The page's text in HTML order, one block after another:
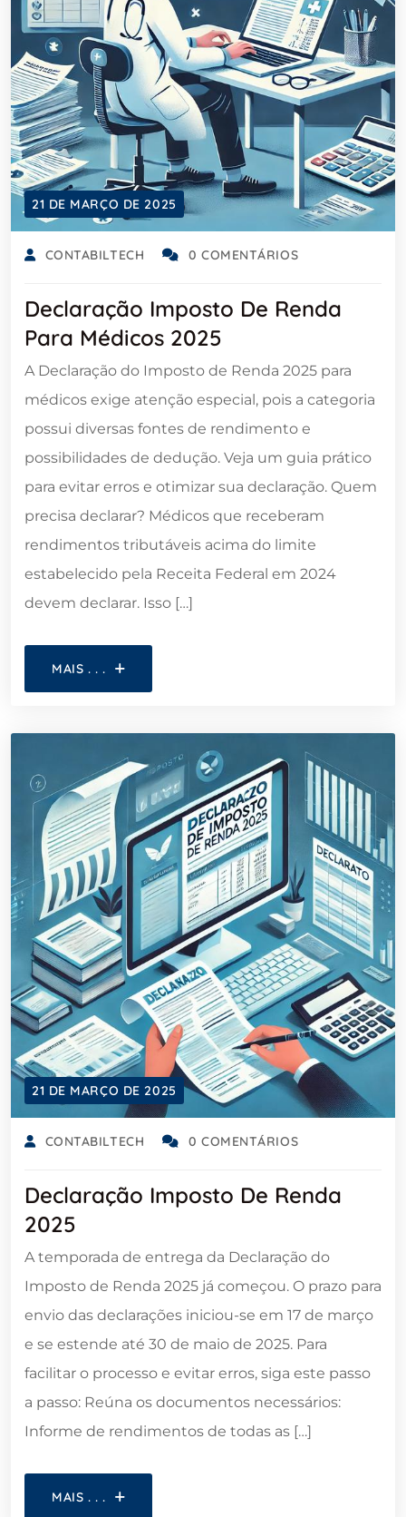
21 DE MARÇO DE 2025
CONTABILTECH 0 COMENTÁRIOS
Declaração Imposto De Renda
Para Médicos 2025
A Declaração do Imposto de Renda 2025 para
médicos exige atenção especial, pois a categoria
possui diversas fontes de rendimento e
possibilidades de dedução. Veja um guia prático
para evitar erros e otimizar sua declaração. Quem
precisa declarar? Médicos que receberam
rendimentos tributáveis acima do limite
estabelecido pela Receita Federal em 2024
devem declarar. Isso […]
MAIS . . .
21 DE MARÇO DE 2025
CONTABILTECH 0 COMENTÁRIOS
Declaração Imposto De Renda
2025
A temporada de entrega da Declaração do
Imposto de Renda 2025 já começou. O prazo para
envio das declarações iniciou-se em 17 de março
e se estende até 30 de maio de 2025. Para
facilitar o processo e evitar erros, siga este passo
a passo: Reúna os documentos necessários:
Informe de rendimentos de todas as […]
MAIS . . .